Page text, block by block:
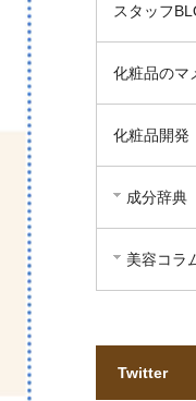
スタッフ
化粧品のマ
化粧品開発
成分辞典
美容コラ
Twitter